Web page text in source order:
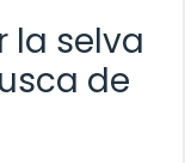
la selva
de